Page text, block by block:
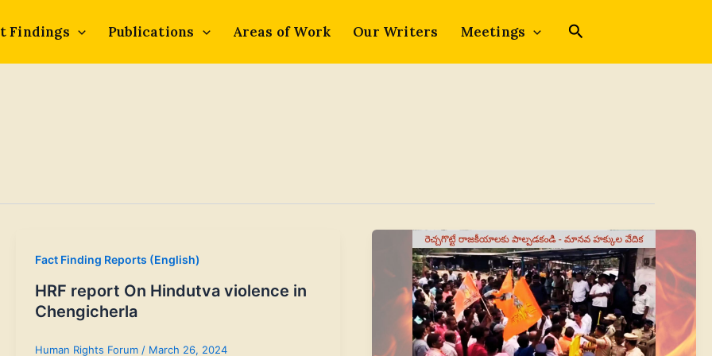
Findings Publications Areas of Work Our Writers Meetings
Fact Finding Reports (English)
HRF report On Hindutva violence in
Chengicherla
Human Rights Forum / March 26, 2024